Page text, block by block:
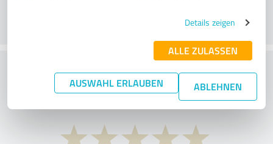
Details zeigen
ALLE ZULASSEN
AUSWAHL ERLAUBEN ABLEHNEN
What do you think of the price to
performance ratio?